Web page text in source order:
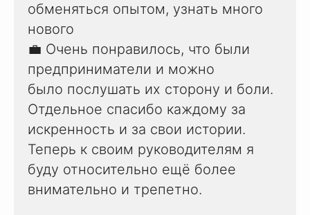
обменяться опытом, узнать много
нового
💼 Очень понравилось, что были
предприниматели и можно
было послушать их сторону и боли.
Отдельное спасибо каждому за
искренность и за свои истории.
Теперь к своим руководителям я
буду относительно ещё более
внимательно и трепетно.